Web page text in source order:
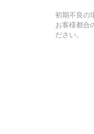
初期不良の
お客様都合
ださい。